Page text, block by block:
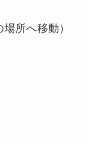
所へ移動）